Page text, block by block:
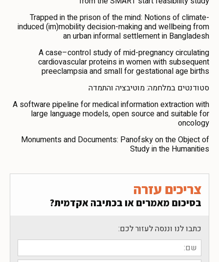
Trapped in the prison of the mind: Notions of climate-
induced (im)mobility decision-making and wellbeing from
an urban informal settlement in Bangladesh
A case–control study of mid-pregnancy circulating
cardiovascular proteins in women with subsequent
preeclampsia and small for gestational age births
סטודנטים במלחמה: מוטיבציה והתמדה
A software pipeline for medical information extraction with
large language models, open source and suitable for
oncology
Monuments and Documents: Panofsky on the Object of
Study in the Humanities
צריכים עזרה
בסיכום מאמרים או בכתיבה אקדמית?
כתבו לנו וננסה לעזור לכם: